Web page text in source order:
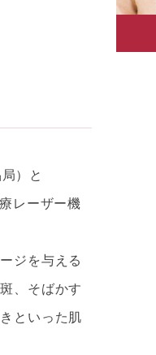
）と
レーザー機
ジを与える
、そばかす
といった肌